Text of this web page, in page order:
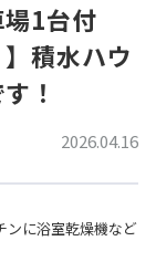
1台付
積水ハウ
！
2026.04.16
ンに浴室乾燥機など